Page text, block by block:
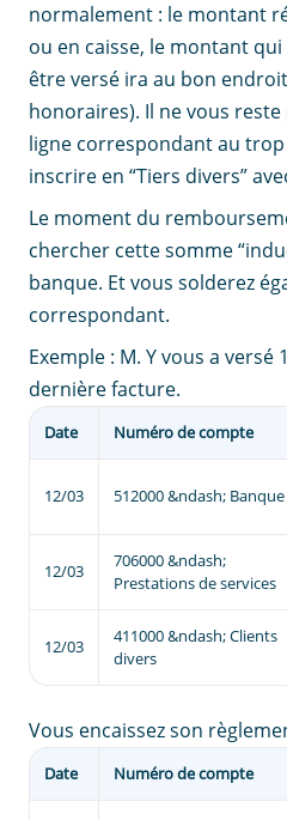
normalement : le montant
ou en caisse, le montant
être versé ira au bon
honoraires). Il ne vous
ligne correspondant au
inscrire en “Tiers divers”
Le moment du
chercher cette somme
banque. Et vous solderez
correspondant.
Exemple : M. Y vous a versé
dernière facture.
Date Numéro de compte
12/03 512000 &ndash; Banque
12/03
706000 &ndash;
Prestations de services
12/03
411000 &ndash; Clients
divers
Vous encaissez son
Date Numéro de compte